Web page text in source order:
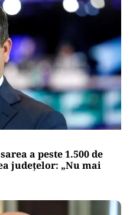
a peste 1.500 de
județelor: „Nu mai